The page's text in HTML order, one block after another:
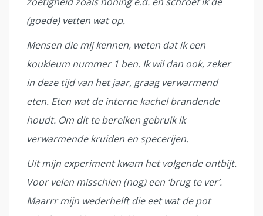
(goede) vetten wat op.
Mensen die mij kennen, weten dat ik een
koukleum nummer 1 ben. Ik wil dan ook, zeker
in deze tijd van het jaar, graag verwarmend
eten. Eten wat de interne kachel brandende
houdt. Om dit te bereiken gebruik ik
verwarmende kruiden en specerijen.
Uit mijn experiment kwam het volgende ontbijt.
Voor velen misschien (nog) een ‘brug te ver’.
Maarrr mijn wederhelft die eet wat de pot